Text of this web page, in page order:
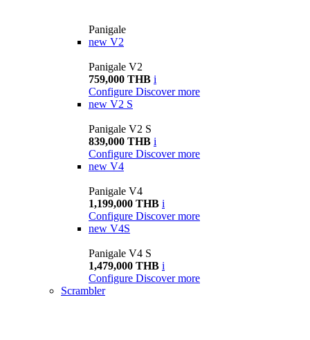
Panigale
new V2
Panigale V2
759,000 THB i
Configure Discover more
new V2 S
Panigale V2 S
839,000 THB i
Configure Discover more
new V4
Panigale V4
1,199,000 THB i
Configure Discover more
new V4S
Panigale V4 S
1,479,000 THB i
Configure Discover more
Scrambler